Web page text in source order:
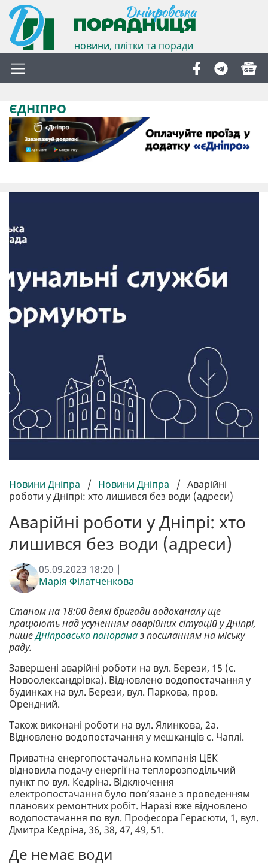
новини, плітки та поради
ЄДНІПРО
Новини Дніпра / Новини Дніпра / Аварійні
роботи у Дніпрі: хто лишився без води (адреси)
Аварійні роботи у Дніпрі: хто
лишився без води (адреси)
05.09.2023 18:20 |
Марія Філатченкова
Станом на 18:00 деякі бригади водоканалу ще
працюють над усуненням аварійних сітуацій у Дніпрі,
пишеДніпровська панорамаз посиланням на міську
раду.
Завершені аварійні роботи на вул. Берези, 15 (с.
Новоолександрівка). Відновлено водопостачання у
будинках на вул. Берези, вул. Паркова, пров.
Орендний.
Також виконані роботи на вул. Ялинкова, 2а.
Відновлено водопостачання у мешканців с. Чаплі.
Приватна енергопостачальна компанія ЦЕК
відновила подачу енергії на теплорозподільчий
пункт по вул. Кедріна. Відключення
електропостачання було пов’язане з проведенням
планових ремонтних робіт. Наразі вже відновлено
водопостачання по вул. Професора Герасюти, 1, вул.
Дмитра Кедріна, 36, 38, 47, 49, 51.
Де немає води